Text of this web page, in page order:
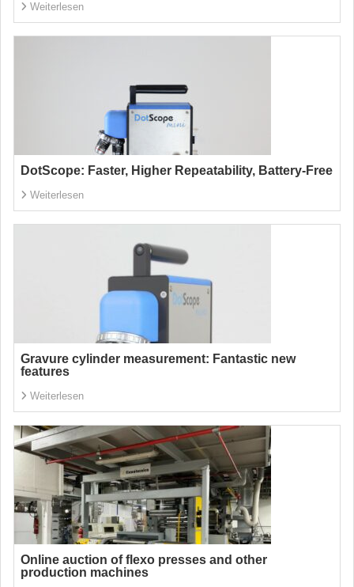
Weiterlesen
DotScope: Faster, Higher Repeatability, Battery-Free
Weiterlesen
Gravure cylinder measurement: Fantastic new
features
Weiterlesen
Online auction of flexo presses and other
production machines